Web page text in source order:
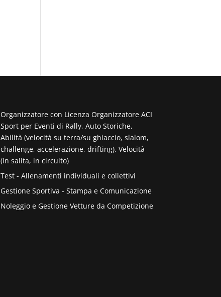
Organizzatore con Licenza Organizzatore ACI
Sport per Eventi di Rally, Auto Storiche,
Abilità (velocità su terra/su ghiaccio, slalom,
challenge, accelerazione, drifting), Velocità
(in salita, in circuito)
Test - Allenamenti individuali e collettivi
Gestione Sportiva - Stampa e Comunicazione
Noleggio e Gestione Vetture da Competizione